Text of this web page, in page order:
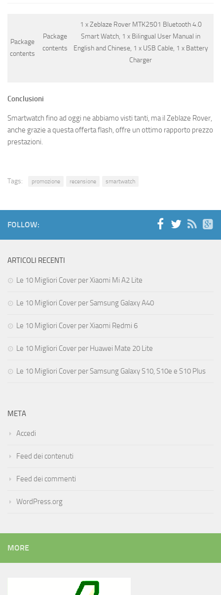
Package
contents
Package
contents
1 x Zeblaze Rover MTK2501 Bluetooth 4.0
Smart Watch, 1 x Bilingual User Manual in
English and Chinese, 1 x USB Cable, 1 x Battery
Charger
Conclusioni
Smartwatch fino ad oggi ne abbiamo visti tanti, ma il Zeblaze Rover,
anche grazie a questa offerta flash, offre un ottimo rapporto prezzo
prestazioni.
Tags: promozione recensione smartwatch
FOLLOW:
ARTICOLI RECENTI
Le 10 Migliori Cover per Xiaomi Mi A2 Lite
Le 10 Migliori Cover per Samsung Galaxy A40
Le 10 Migliori Cover per Xiaomi Redmi 6
Le 10 Migliori Cover per Huawei Mate 20 Lite
Le 10 Migliori Cover per Samsung Galaxy S10, S10e e S10 Plus
META
Accedi
Feed dei contenuti
Feed dei commenti
WordPress.org
MORE